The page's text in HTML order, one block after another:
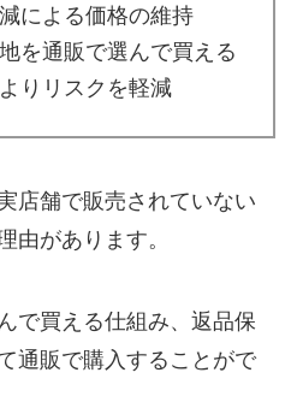
による価格の維持
を通販で選んで買える
りリスクを軽減
店舗で販売されていない
由があります。
で買える仕組み、返品保
通販で購入することがで